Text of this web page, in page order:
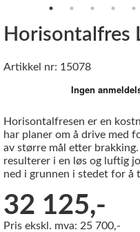
Horisontalfres
Artikkel nr: 15078
Horisontalfresen er en
har planer om å drive med
av større mål etter
resulterer i en løs og luftig
ned i grunnen i stedet for å
32 125,-
Pris ekskl. mva: 25 700,-